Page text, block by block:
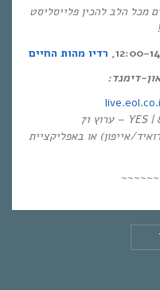
מכל הלב להכין פלייסליסט
רדיו מהות החיים
דימנד: